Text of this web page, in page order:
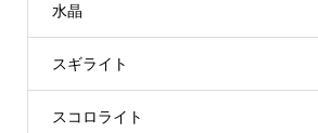
水晶
スギライト
スコロライト